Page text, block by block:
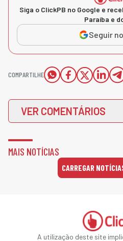
Siga o ClickPB no Google e
Paraíba e
Seguir
COMPARTILHE
VER COMENTÁRIOS
MAIS NOTÍCIAS
CARREGAR
A utilização deste site